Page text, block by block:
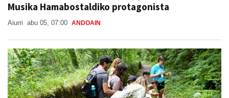
Musika Hamabostaldiko protagonista
Aiurri abu 05, 07:00 ANDOAIN